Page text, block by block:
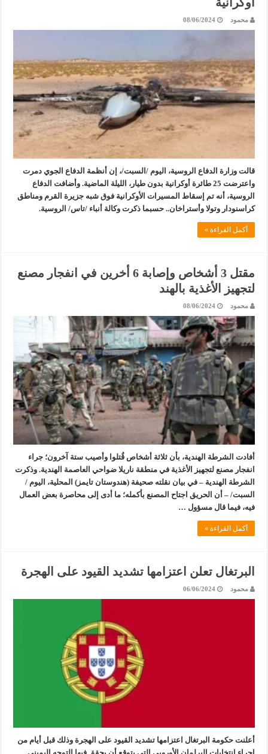
محمود 08/06/2024
قالت وزارة الدفاع الروسية، اليوم /السبت/، إن أنظمة الدفاع الجوي دمرت
واعترضت 25 طائرة أوكرانية بدون طيار، الليلة الماضية. وأضافت الدفاع
الروسية، أنه تم إسقاط المسيرات الأوكرانية فوق شبه جزيرة القرم ومناطق
كراسنودار وتولا وأستراخان.. حسبما ذكرت وكالة أنباء /تاس/ الروسية.
أكمل القراءة »
مقتل 3 أشخاص وإصابة 6 أخرين في انفجار مصنع
لتجهيز الأغذية بالهند
محمود 08/06/2024
أفادت الشرطة الهندية، بأن ثلاثة أشخاص قُتلوا وأصيب ستة آخرون؛ جراء
انفجار مصنع لتجهيز الأغذية في منطقة ناريلا ضواحي العاصمة الهندية. وذكرت
الشرطة الهندية – في بيان نقلته صحيفة (هندوستان تايمز) المحلية، اليوم /
السبت/ – أن الحريق اجتاح المصنع بأكمله؛ ما أدى إلى محاصرة بعض العمال
فيه، فيما قال مسؤول …
أكمل القراءة »
البرتغال تعلن اعتزامها تشديد القيود على الهجرة
محمود 06/06/2024
أعلنت حكومة البرتغال اعتزامها تشديد القيود على الهجرة وذلك قبل أيام من